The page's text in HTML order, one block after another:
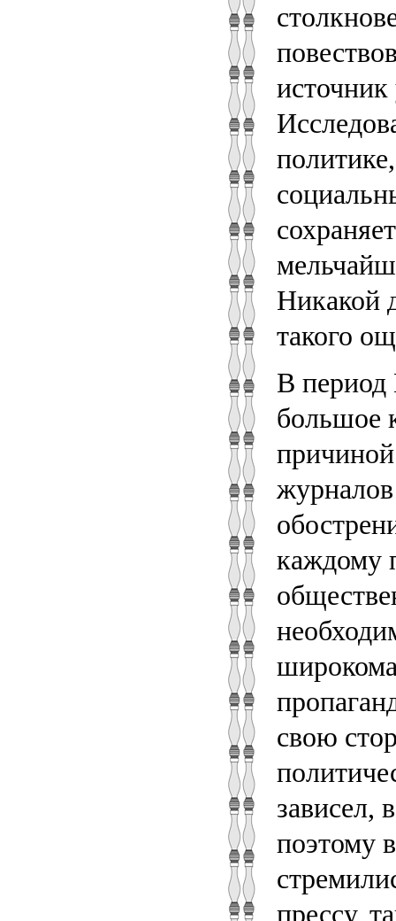
Никакой
такого
В период
большое
причиной
журналов
каждому
свою
зависел,
поэтому
прессу,